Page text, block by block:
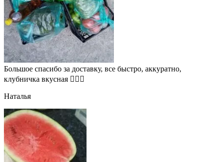
Большое спасибо за доставку, все быстро, аккуратно,
клубничка вкусная 👍🏻🍓
Наталья